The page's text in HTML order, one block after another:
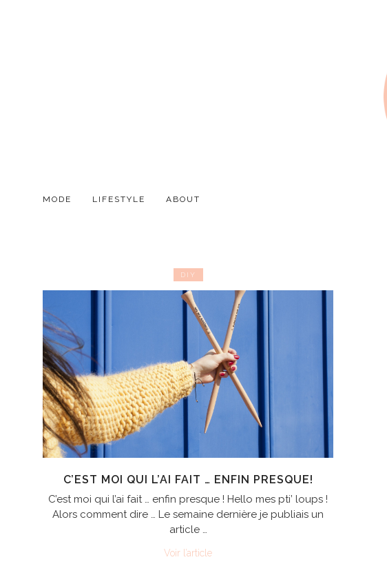
MODE LIFESTYLE ABOUT
DIY
C’EST MOI QUI L’AI FAIT … ENFIN PRESQUE!
C’est moi qui l’ai fait … enfin presque ! Hello mes pti’ loups !
Alors comment dire … Le semaine dernière je publiais un
article …
Voir l’article